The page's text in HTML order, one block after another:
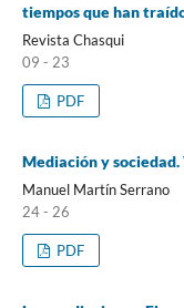
tiempos que han
Revista Chasqui
09 - 23
PDF
Mediación y
Manuel Martín Serrano
24 - 26
PDF